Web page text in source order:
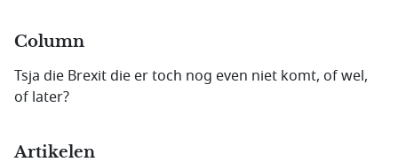
Column
Tsja die Brexit die er toch nog even niet komt, of wel,
of later?
Artikelen